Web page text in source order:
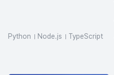
Python Node.js
TypeScript